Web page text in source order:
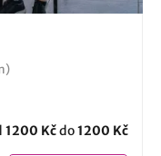
1200 Kčdo1200 Kč